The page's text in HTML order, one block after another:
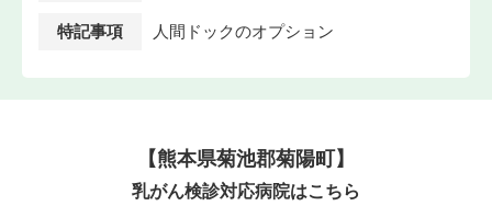
特記事項 人間ドックのオプション
【熊本県菊池郡菊陽町】
乳がん検診対応病院はこちら